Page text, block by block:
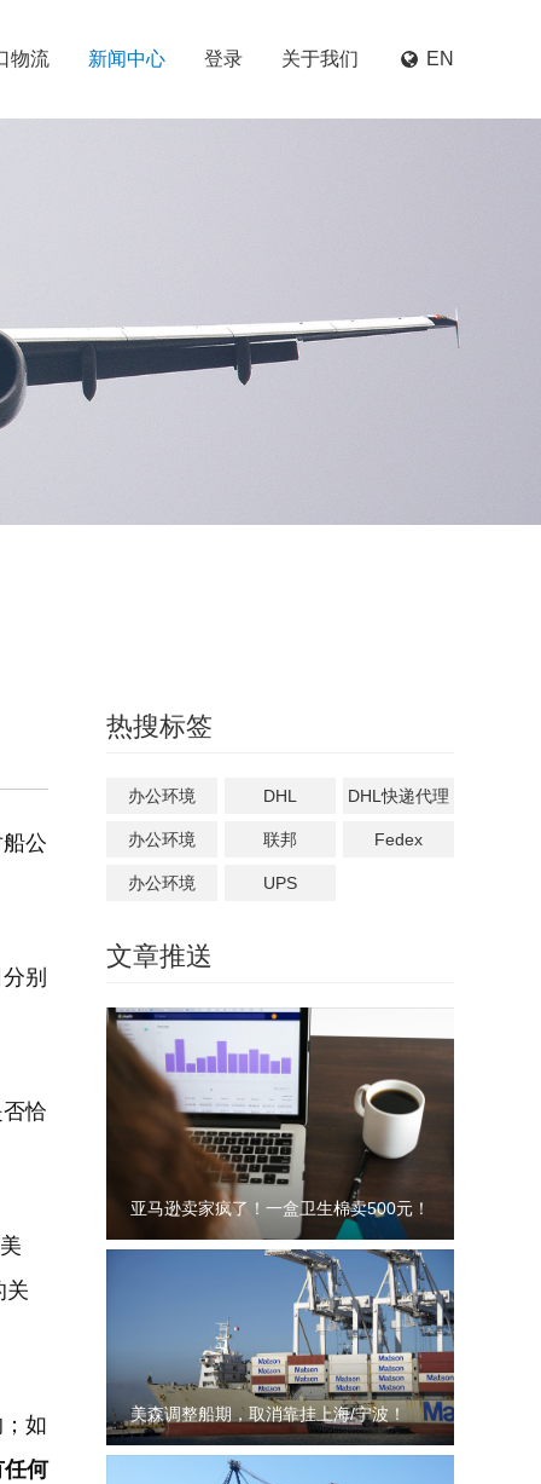
EN
物流 新闻中心 登录 关于我们
公
别
恰
关
如
任何
热搜标签
办公环境 DHL DHL快递代理
办公环境 联邦 Fedex
办公环境 UPS
文章推送
亚马逊卖家疯了！一盒卫生棉卖500元！
美森调整船期，取消靠挂上海/宁波！